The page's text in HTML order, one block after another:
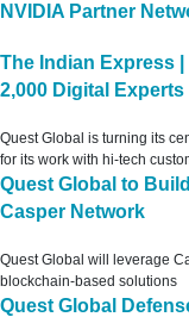
NVIDIA Partner
The Indian Express
2,000 Digital
Quest Global is turning its
for its work with hi-tech
Quest Global to
Casper Network
Quest Global will leverage
blockchain-based solutions
Quest Global